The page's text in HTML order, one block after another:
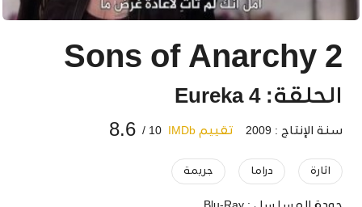
Sons of Anarchy 2
الحلقة: 4 Eureka
سنة الإنتاج : 2009 تقييم IMDb 10 /
8.6
اثارة دراما جريمة